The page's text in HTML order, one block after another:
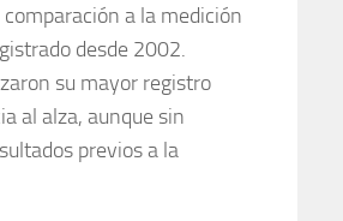
a la medición
desde 2002.
su mayor registro
al alza, aunque sin
previos a la